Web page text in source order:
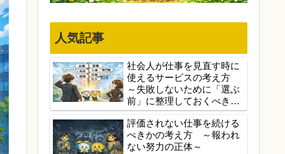
人気記事
社会人が仕事を見直す時に
使えるサービスの考え方
～失敗しないために「選ぶ
前」に整理しておくべきこ
と～
評価されない仕事を続ける
べきかの考え方 ～報われ
ない努力の正体～